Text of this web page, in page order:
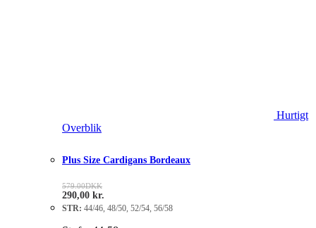
Hurtigt
Overblik
Plus Size Cardigans Bordeaux
579.00DKK
290,00 kr.
STR: 44/46, 48/50, 52/54, 56/58